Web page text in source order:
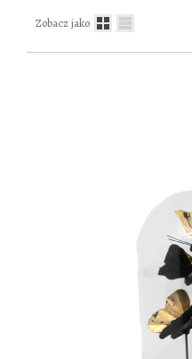
Zobacz jako